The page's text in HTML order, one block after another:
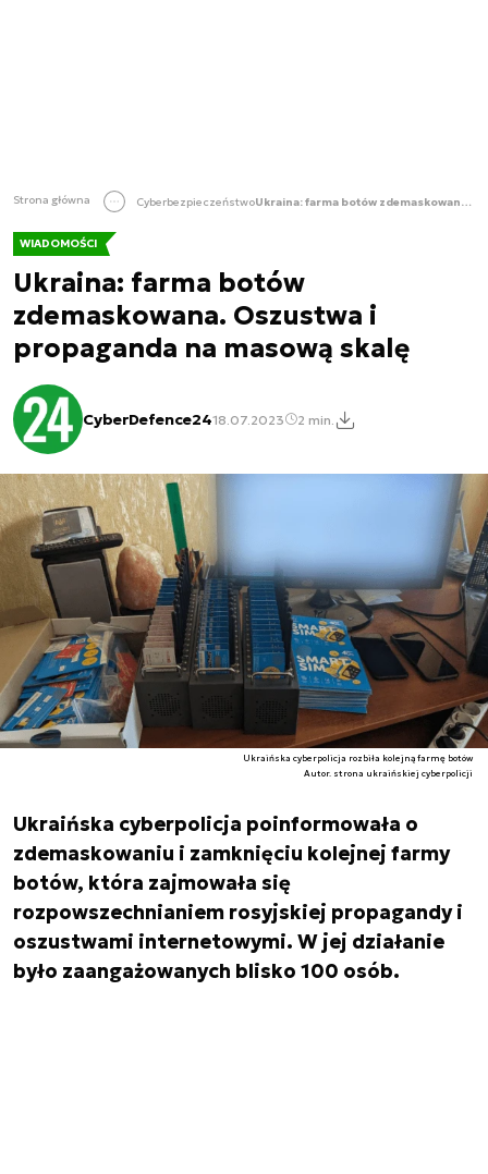
Strona główna Cyberbezpieczeństwo Ukraina: farma botów zdemaskowana. Oszustwa i propaganda na masową skalę
WIADOMOŚCI
Ukraina: farma botów
zdemaskowana. Oszustwa i
propaganda na masową skalę
CyberDefence2418.07.2023 2 min.
Ukraińska cyberpolicja rozbiła kolejną farmę botów
Autor. strona ukraińskiej cyberpolicji
Ukraińska cyberpolicja poinformowała o
zdemaskowaniu i zamknięciu kolejnej farmy
botów, która zajmowała się
rozpowszechnianiem rosyjskiej propagandy i
oszustwami internetowymi. W jej działanie
było zaangażowanych blisko 100 osób.